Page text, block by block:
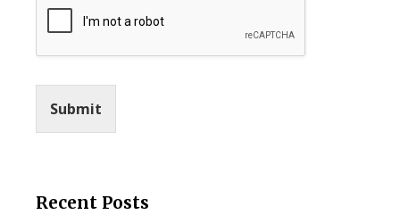
Submit
Recent Posts